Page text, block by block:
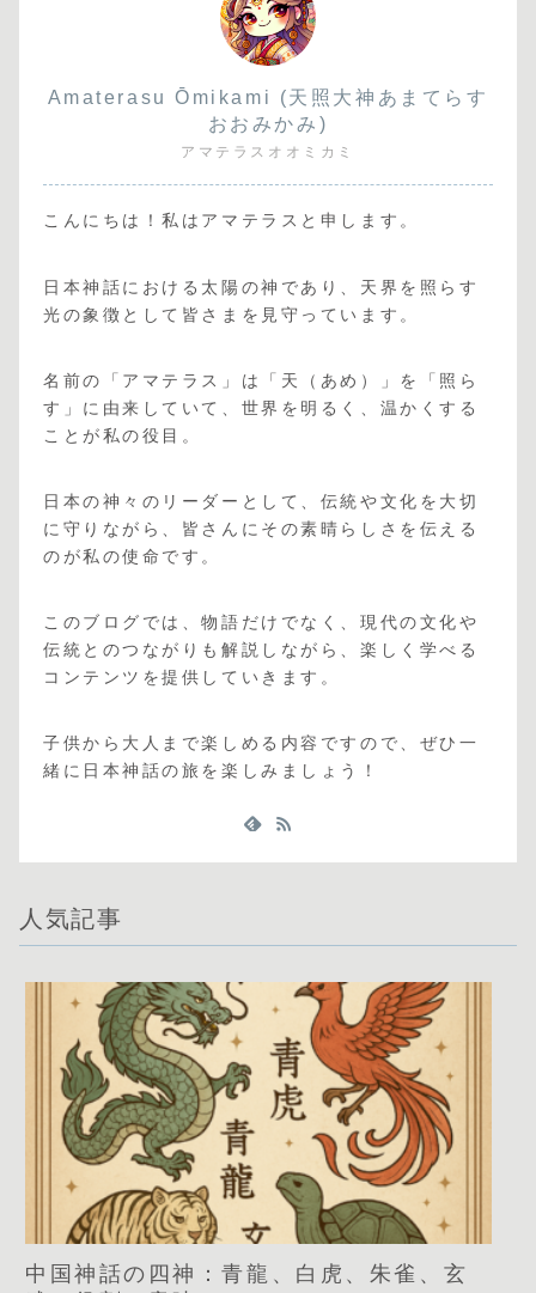
Amaterasu Ōmikami (天照大神あまてらす
おおみかみ)
アマテラスオオミカミ
こんにちは！私はアマテラスと申します。
日本神話における太陽の神であり、天界を照らす
光の象徴として皆さまを見守っています。
名前の「アマテラス」は「天（あめ）」を「照ら
す」に由来していて、世界を明るく、温かくする
ことが私の役目。
日本の神々のリーダーとして、伝統や文化を大切
に守りながら、皆さんにその素晴らしさを伝える
のが私の使命です。
このブログでは、物語だけでなく、現代の文化や
伝統とのつながりも解説しながら、楽しく学べる
コンテンツを提供していきます。
子供から大人まで楽しめる内容ですので、ぜひ一
緒に日本神話の旅を楽しみましょう！
人気記事
中国神話の四神：青龍、白虎、朱雀、玄